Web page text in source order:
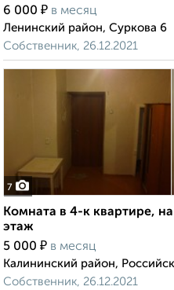
6 000 ₽ в месяц
Ленинский район, Суркова 6
Собственник, 26.12.2021
7
Комната в 4-к квартире,
этаж
5 000 ₽ в месяц
Калининский район,
Собственник, 26.12.2021